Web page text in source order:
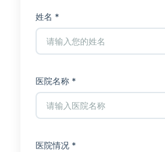
姓名 *
医院名称 *
医院情况 *